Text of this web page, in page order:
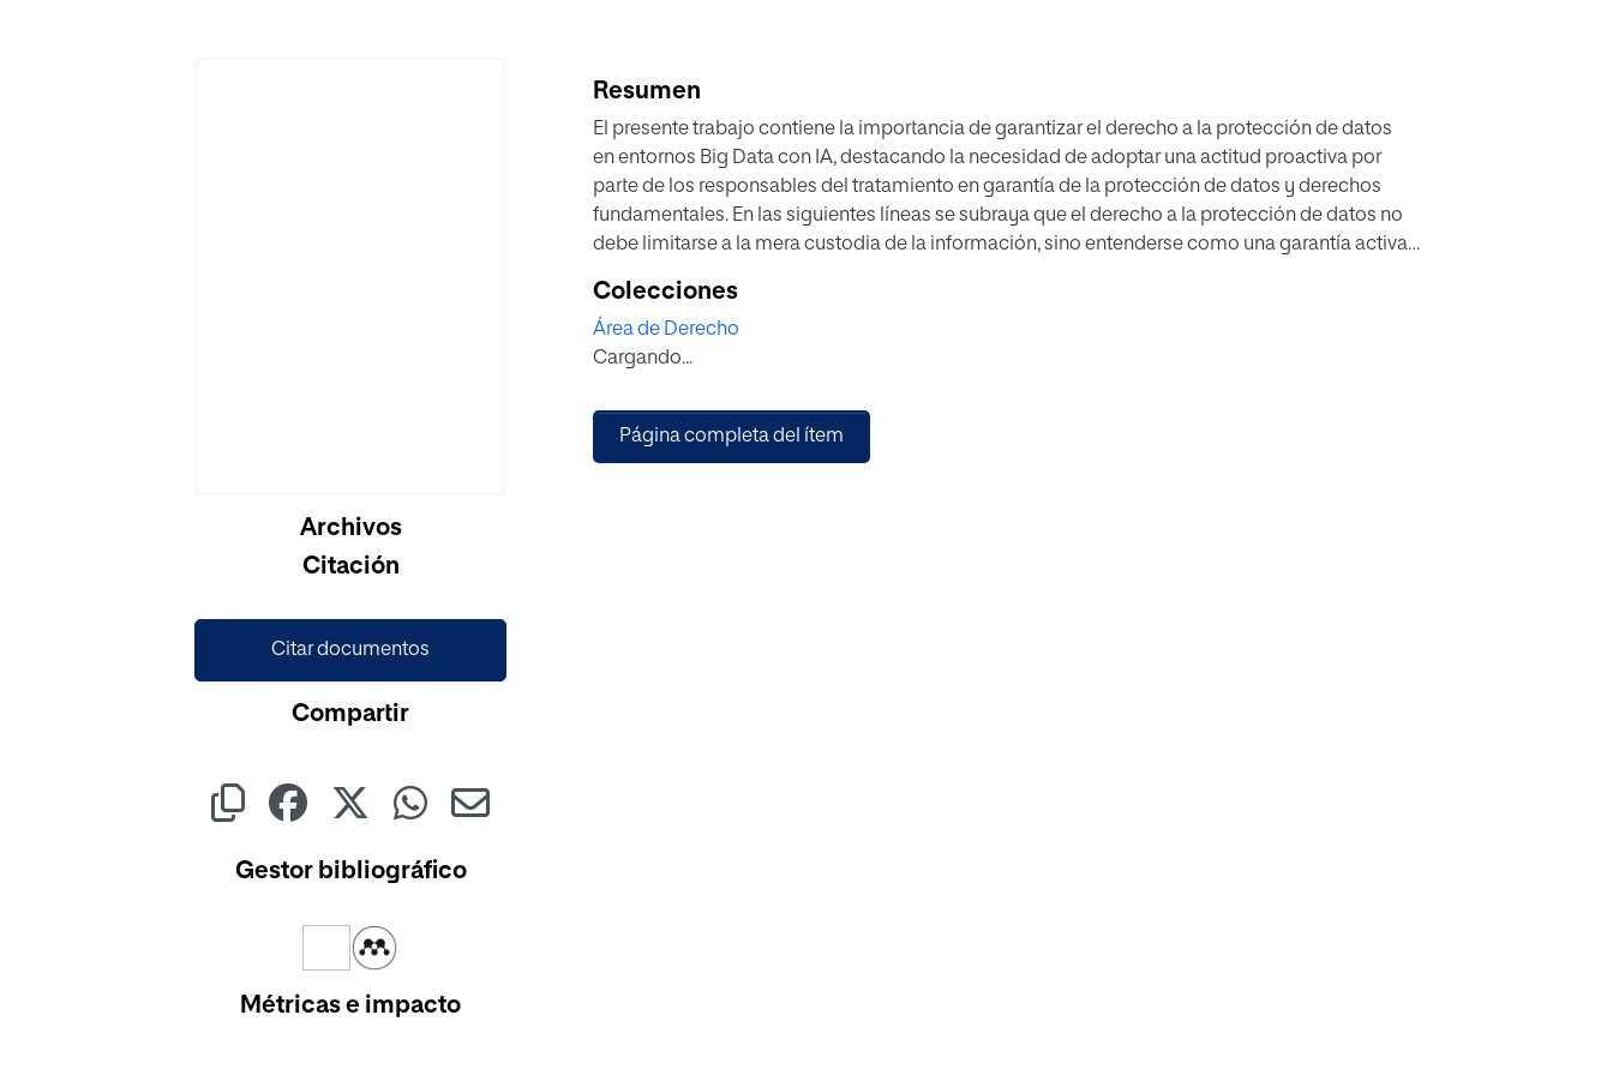
Archivos
Citación
Citar documentos
Compartir
Gestor bibliográfico
Métricas e impacto
Resumen
El presente trabajo contiene la importancia de garantizar el derecho a la protección de datos
en entornos Big Data con IA, destacando la necesidad de adoptar una actitud proactiva por
parte de los responsables del tratamiento en garantía de la protección de datos y derechos
fundamentales. En las siguientes líneas se subraya que el derecho a la protección de datos no
debe limitarse a la mera custodia de la información, sino entenderse como una garantía activa
cuando sea obligatoria y, en su caso, completarla con una EIDF, sobre lo que resulta llamativo
que, actualmente, no haya un modelo nacional estandarizado, contando únicamente con el
elaborado por la APDCAT. Finalmente, el trabajo concluirá con la posibilidad de aplicar estas
adoptando las medidas necesarias para ello.
Colecciones
Área de Derecho
Cargando...
Página completa del ítem